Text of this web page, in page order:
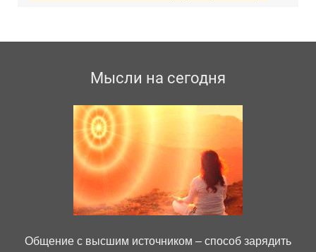
Мысли на сегодня
Общение с высшим источником – способ зарядить